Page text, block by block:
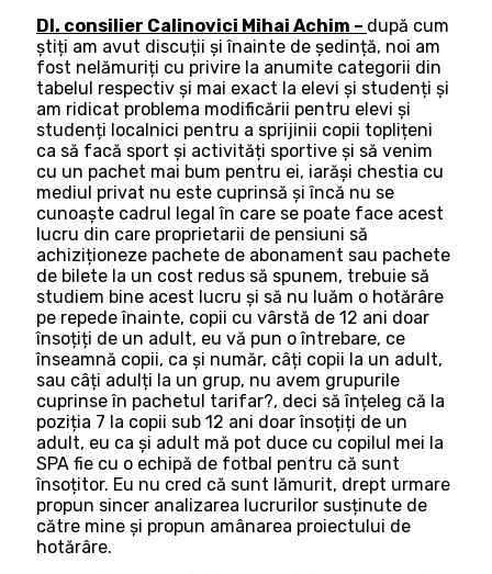
Dl. consilier Calinovici Mihai Achim – după cum
știți am avut discuții și înainte de ședință, noi am
fost nelămuriți cu privire la anumite categorii din
tabelul respectiv și mai exact la elevi și studenți și
am ridicat problema modificării pentru elevi și
studenți localnici pentru a sprijinii copii toplițeni
ca să facă sport și activități sportive și să venim
cu un pachet mai bum pentru ei, iarăși chestia cu
mediul privat nu este cuprinsă și încă nu se
cunoaște cadrul legal în care se poate face acest
lucru din care proprietarii de pensiuni să
achiziționeze pachete de abonament sau pachete
de bilete la un cost redus să spunem, trebuie să
studiem bine acest lucru și să nu luăm o hotărâre
pe repede înainte, copii cu vârstă de 12 ani doar
însoțiți de un adult, eu vă pun o întrebare, ce
înseamnă copii, ca și număr, câți copii la un adult,
sau câți adulți la un grup, nu avem grupurile
cuprinse în pachetul tarifar?, deci să înțeleg că la
poziția 7 la copii sub 12 ani doar însoțiți de un
adult, eu ca și adult mă pot duce cu copilul mei la
SPA fie cu o echipă de fotbal pentru că sunt
însoțitor. Eu nu cred că sunt lămurit, drept urmare
propun sincer analizarea lucrurilor susținute de
către mine și propun amânarea proiectului de
hotărâre.